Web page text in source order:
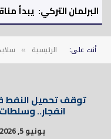
أنت على: الرئيسية »
توقف تحميل
انفجار..
يونيو 5, 2026